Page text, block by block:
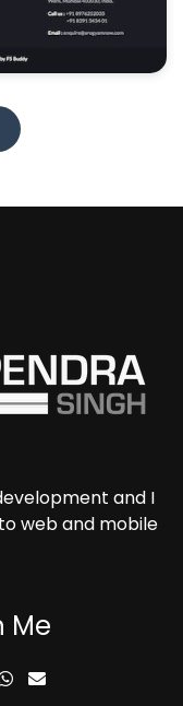
and I
web and mobile
Me